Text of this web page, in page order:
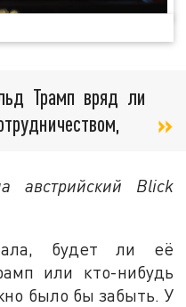
Трамп вряд ли
австрийский Blick
будет ли её
или кто-нибудь
было бы забыть. У